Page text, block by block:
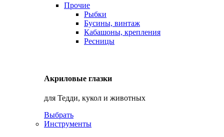
Прочие
Рыбки
Бусины, винтаж
Кабашоны, крепления
Ресницы
Акриловые глазки
для Тедди, кукол и животных
Выбрать
Инструменты